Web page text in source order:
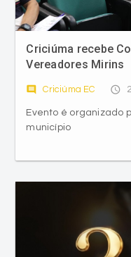
Criciúma recebe
Vereadores Mirins
comment Criciúma EC access_time
Evento é organizado
município